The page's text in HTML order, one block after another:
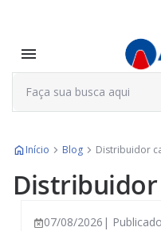
Início Blog Distribuidor
07/08/2026|